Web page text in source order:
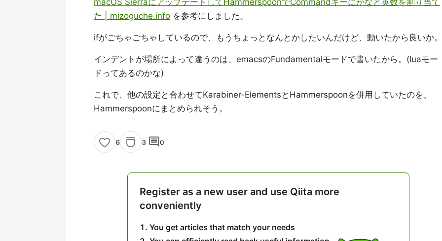
macOS SierraにアップデートしてHammerspoonでCommandキーにかなと英数を割り当て
た | mizoguche.info を参考にしました。
ifがごちゃごちゃしているので、もうちょっとなんとかしたいんだけど、動いたから良いか。
インデントが場所によって違うのは、emacsのFundamentalモードで書いたから。(luaモー
ドってあるのかな)
これで、他の設定と合わせてKarabiner-ElementsとHammerspoonを併用していたのを、
Hammerspoonにまとめられそう。
6 3 comment0
Register as a new user and use Qiita more
conveniently
You get articles that match your needs